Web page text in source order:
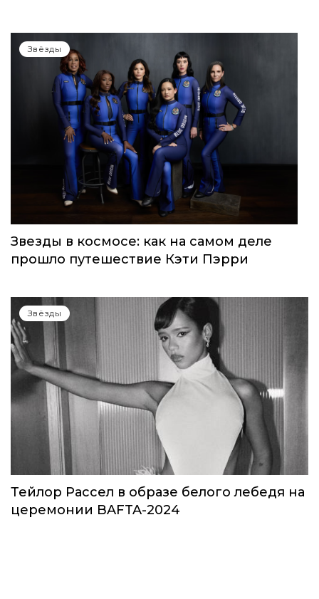
Звёзды
Звезды в космосе: как на самом деле
прошло путешествие Кэти Пэрри
Звёзды
Тейлор Рассел в образе белого лебедя на
церемонии BAFTA-2024